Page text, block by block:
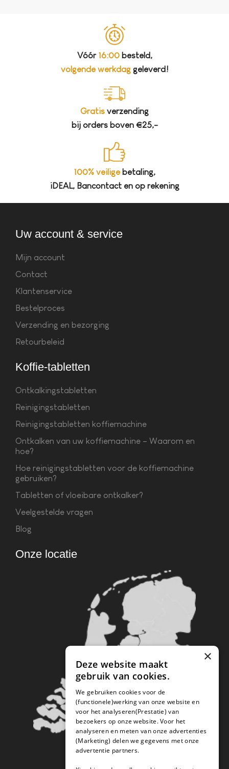
Vóór 16:00besteld,
volgende werkdaggeleverd!
Gratis verzending
bij orders boven €25,-
100% veiligebetaling,
iDEAL, Bancontact en op rekening
Uw account & service
Mijn account
Contact
Klantenservice
Bestelproces
Verzending en bezorging
Retourbeleid
Koffie-tabletten
Ontkalkingstabletten
Reinigingstabletten
Reinigingstabletten koffiemachine
Ontkalken van uw koffiemachine – Waarom en
hoe?
Hoe reinigingstabletten voor de koffiemachine
gebruiken?
Tabletten of vloeibare ontkalker?
Veelgestelde vragen
Blog
Onze locatie
×
Deze website maakt
gebruik van cookies.
We gebruiken cookies voor de
(functionele)werking van onze website en
voor het analyseren(Prestatie) van
bezoekers op onze website. Voor het
analyseren en meten van onze advertenties
(Marketing) delen we gegevens met onze
advertentie partners.